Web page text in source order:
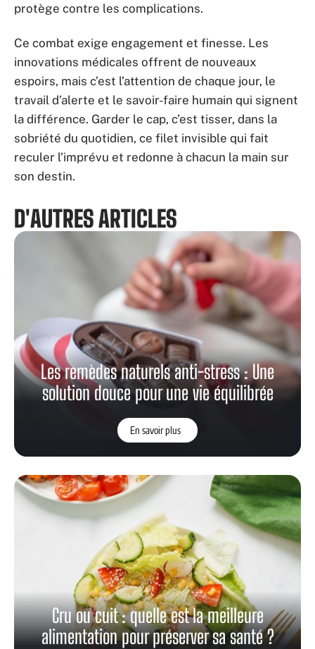
protège contre les complications.
Ce combat exige engagement et finesse. Les
innovations médicales offrent de nouveaux
espoirs, mais c’est l’attention de chaque jour, le
travail d’alerte et le savoir-faire humain qui signent
la différence. Garder le cap, c’est tisser, dans la
sobriété du quotidien, ce filet invisible qui fait
reculer l’imprévu et redonne à chacun la main sur
son destin.
D'AUTRES ARTICLES
Les remèdes naturels anti-stress : Une
solution douce pour une vie équilibrée
En savoir plus
Cru ou cuit : quelle est la meilleure
alimentation pour préserver sa santé ?